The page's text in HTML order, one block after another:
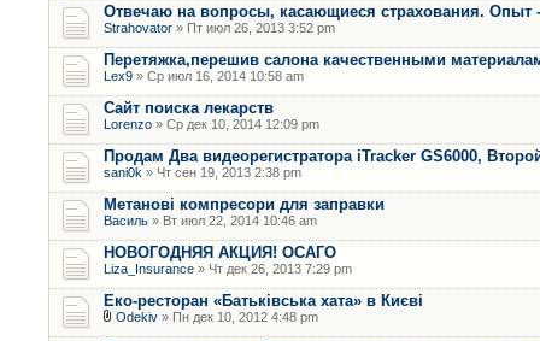
Отвечаю на вопросы, касающиеся страхования. Опыт
Strahovator » Пт июл 26, 2013 3:52 pm
Перетяжка,перешив салона качественными
Lex9 » Ср июл 16, 2014 10:58 am
Сайт поиска лекарств
Lorenzo » Ср дек 10, 2014 12:09 pm
Продам Два видеорегистратора iTracker GS6000,
sani0k » Чт сен 19, 2013 2:38 pm
Метанові компресори для заправки
Василь » Вт июл 22, 2014 10:46 am
НОВОГОДНЯЯ АКЦИЯ! ОСАГО
Liza_Insurance » Чт дек 26, 2013 7:29 pm
Еко-ресторан «Батьківська хата» в Києві
Odekiv » Пн дек 10, 2012 4:48 pm